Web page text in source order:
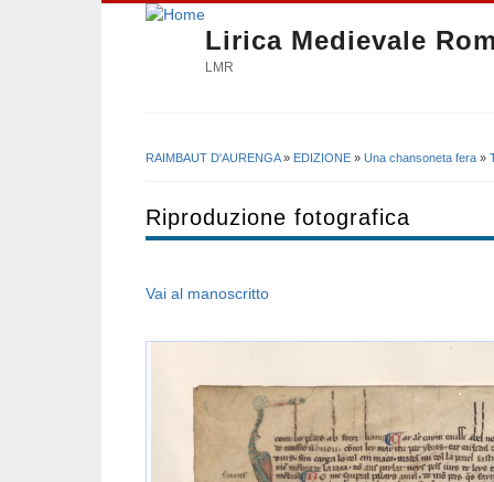
Lirica Medievale
LMR
RAIMBAUT D'AURENGA» EDIZIONE » Una chansoneta fera »
Riproduzione fotografica
Vai al manoscritto